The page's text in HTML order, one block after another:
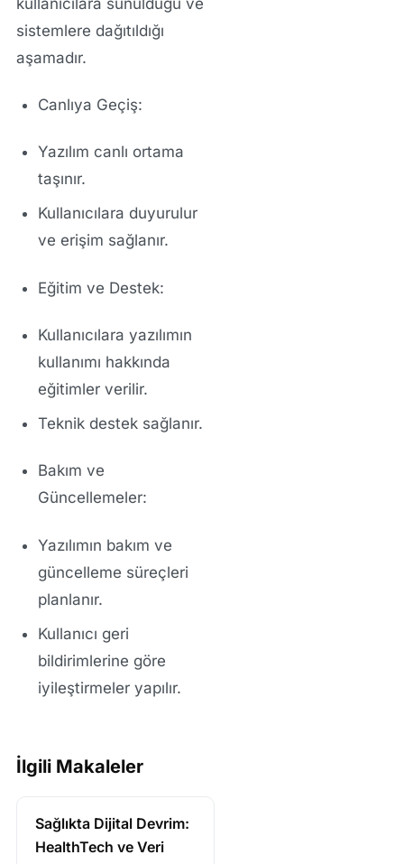
sistemlere dağıtıldığı
aşamadır.
Canlıya Geçiş:
Yazılım canlı ortama
taşınır.
Kullanıcılara duyurulur
ve erişim sağlanır.
Eğitim ve Destek:
Kullanıcılara yazılımın
kullanımı hakkında
eğitimler verilir.
Teknik destek sağlanır.
Bakım ve
Güncellemeler:
Yazılımın bakım ve
güncelleme süreçleri
planlanır.
Kullanıcı geri
bildirimlerine göre
iyileştirmeler yapılır.
İlgili Makaleler
Sağlıkta Dijital Devrim:
HealthTech ve Veri